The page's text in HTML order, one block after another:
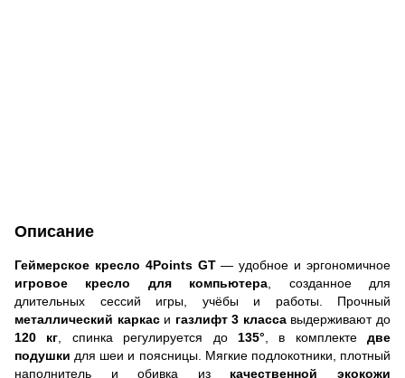
Описание
Геймерское кресло 4Points GT— удобное и эргономичное
игровое кресло для компьютера , созданное для
длительных сессий игры, учёбы и работы. Прочный
металлический каркаси газлифт 3 классавыдерживают до
120 кг , спинка регулируется до 135° , в комплекте две
подушки для шеи и поясницы. Мягкие подлокотники, плотный
наполнитель и обивка из качественной экокожи